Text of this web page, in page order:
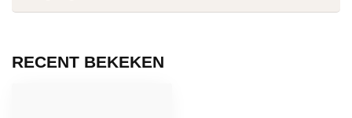
RECENT BEKEKEN